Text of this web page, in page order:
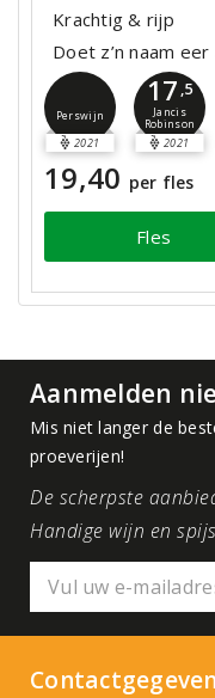
Krachtig & rijp
Doet z’n naam eer
Perswijn
2021
17 ,5
Jancis
Robinson
2021
19,40 per fles
Fles
Aanmelden
Mis niet langer de
proeverijen!
De scherpste
Handige wijn en